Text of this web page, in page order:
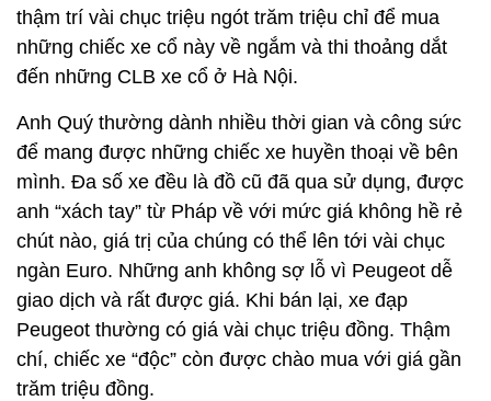
thậm trí vài chục triệu ngót trăm triệu chỉ để mua
những chiếc xe cổ này về ngắm và thi thoảng dắt
đến những CLB xe cổ ở Hà Nội.
Anh Quý thường dành nhiều thời gian và công sức
để mang được những chiếc xe huyền thoại về bên
mình. Đa số xe đều là đồ cũ đã qua sử dụng, được
anh “xách tay” từ Pháp về với mức giá không hề rẻ
chút nào, giá trị của chúng có thể lên tới vài chục
ngàn Euro. Những anh không sợ lỗ vì Peugeot dễ
giao dịch và rất được giá. Khi bán lại, xe đạp
Peugeot thường có giá vài chục triệu đồng. Thậm
chí, chiếc xe “độc” còn được chào mua với giá gần
trăm triệu đồng.